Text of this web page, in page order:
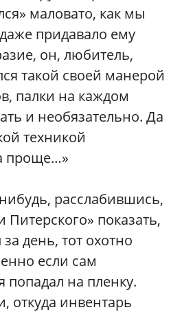
маловато, как мы
придавало ему
он, любитель,
такой своей манерой
палки на каждом
и необязательно. Да
техникой
проще…»
расслабившись,
Питерского» показать,
день, тот охотно
если сам
на пленку.
откуда инвентарь